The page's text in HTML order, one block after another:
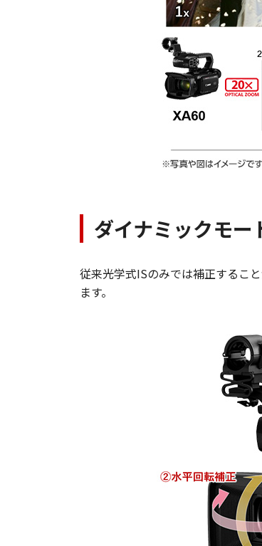
ダイナミックモ
従来光学式ISのみでは補正するこ
ます。